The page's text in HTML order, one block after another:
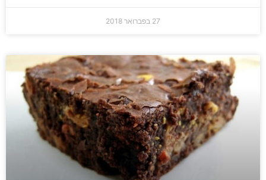
27 בפברואר 2018